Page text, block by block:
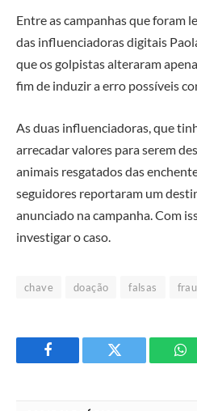
Entre as campanhas que foram
das influenciadoras digitais
que os golpistas alteraram
fim de induzir a erro possíveis
As duas influenciadoras, que
arrecadar valores para serem
animais resgatados das
seguidores reportaram um
anunciado na campanha. Com
investigar o caso.
chave doação falsas
Facebook Twitter
O